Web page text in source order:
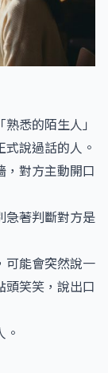
悉的陌生人」
說過話的人。
對方主動開口
急著判斷對方是
可能會突然說一
笑笑，說出口